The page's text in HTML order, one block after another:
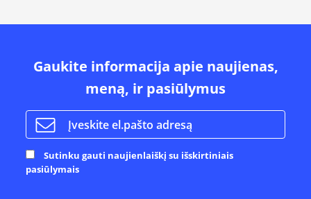
Gaukite informacija apie naujienas,
meną, ir pasiūlymus
Sutinku gauti naujienlaiškį su išskirtiniais
pasiūlymais